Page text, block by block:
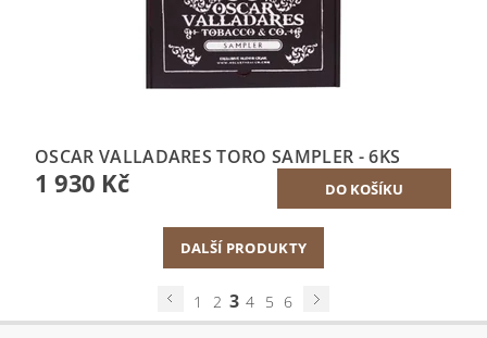
OSCAR VALLADARES TORO SAMPLER - 6KS
1 930 Kč
DALŠÍ PRODUKTY
1 2 3 4 5 6